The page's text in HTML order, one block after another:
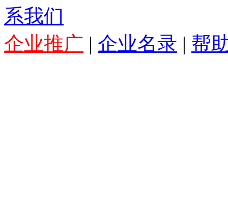
系我们
企业推广 | 企业名录 | 帮